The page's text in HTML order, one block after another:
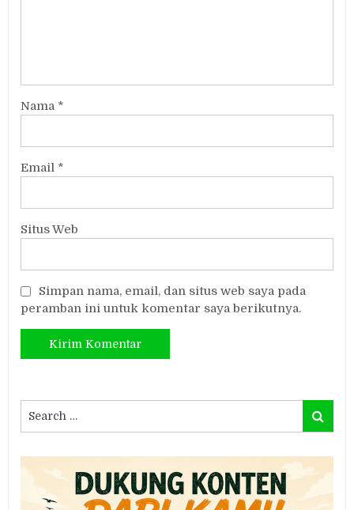
Nama *
Email *
Situs Web
Simpan nama, email, dan situs web saya pada
peramban ini untuk komentar saya berikutnya.
for:
Search